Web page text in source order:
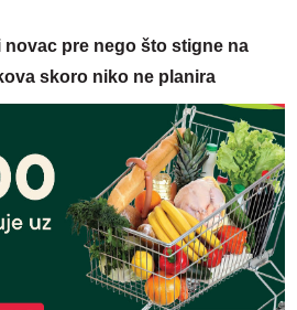
pre nego što stigne na
skoro niko ne planira